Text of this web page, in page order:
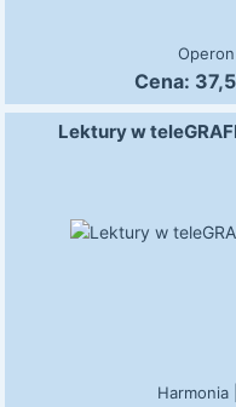
Operon
Cena:
Lektury w
Harmonia